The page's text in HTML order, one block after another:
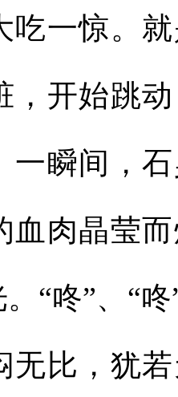
吃一惊。
，开始跳
一瞬间，
血肉晶莹
。“咚”、“
无比，犹